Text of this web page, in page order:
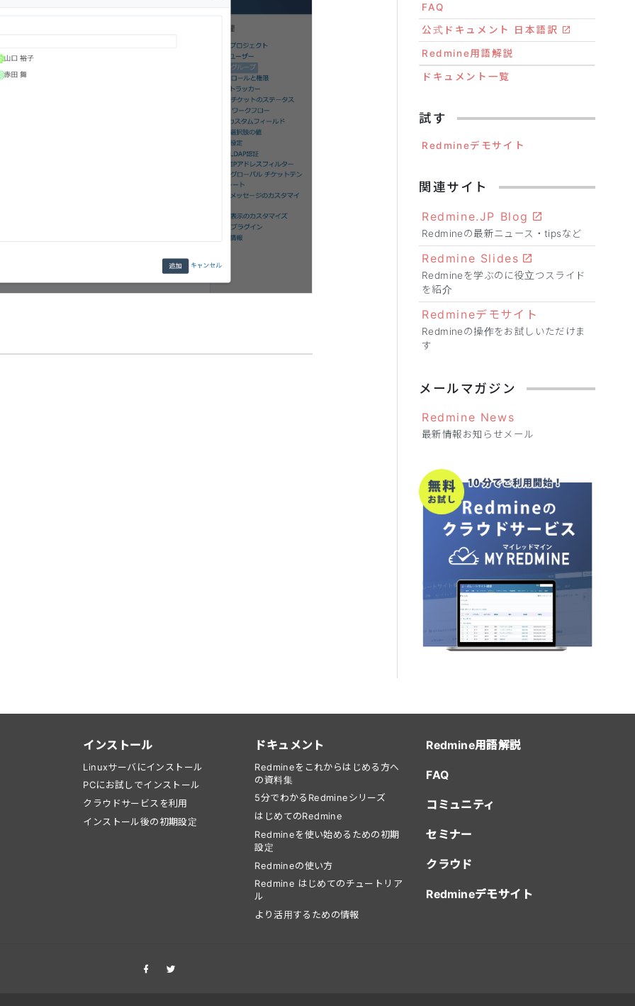
FAQ
公式ドキュメント 日本語訳
Redmine用語解説
ドキュメント一覧
試す
Redmineデモサイト
関連サイト
Redmine.JP Blog
Redmineの最新ニュース・tipsなど
Redmine Slides
Redmineを学ぶのに役立つスライド
を紹介
Redmineデモサイト
Redmineの操作をお試しいただけま
す
メールマガジン
Redmine News
最新情報お知らせメール
インストール
Linuxサーバにインストール
PCにお試しでインストール
クラウドサービスを利用
インストール後の初期設定
ドキュメント
Redmineをこれからはじめる方へ
の資料集
5分でわかるRedmineシリーズ
はじめてのRedmine
Redmineを使い始めるための初期
設定
Redmineの使い方
Redmine はじめてのチュートリア
ル
より活用するための情報
Redmine用語解説
FAQ
コミュニティ
セミナー
クラウド
Redmineデモサイト